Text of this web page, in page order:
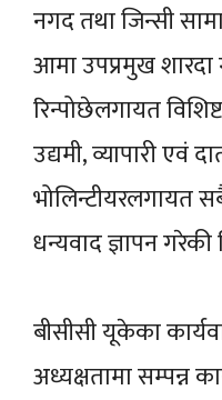
नगद तथा जिन्सी
आमा उपप्रमुख शारदा
रिन्पोछेलगायत
उद्यमी, व्यापारी एवं
भोलिन्टीयरलगायत
धन्यवाद ज्ञापन गरेकी
बीसीसी यूकेका
अध्यक्षतामा सम्पन्न